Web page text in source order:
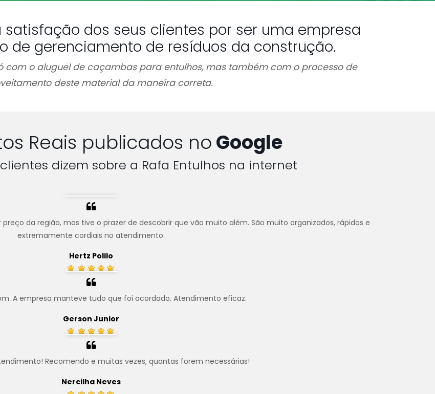
satisfação dos seus clientes por ser uma empresa
de gerenciamento de resíduos da construção.
com o aluguel de caçambas para entulhos, mas também com o processo de
deste material da maneira correta.
Reais publicados noGoogle
dizem sobre a Rafa Entulhos na internet
da região, mas tive o prazer de descobrir que vão muito além. São muito organizados, rápidos e
extremamente cordiais no atendimento.
Hertz Polilo
A empresa manteve tudo que foi acordado. Atendimento eficaz.
Gerson Junior
Recomendo e muitas vezes, quantas forem necessárias!
Nercilha Neves